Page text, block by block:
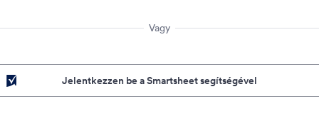
Vagy
Jelentkezzen be a Smartsheet segítségével